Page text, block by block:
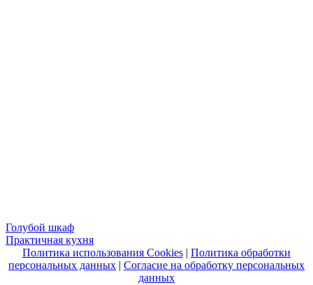
Навигация
по
записям
Голубой шкаф
Практичная кухня
Политика использования Cookies | Политика обработки
персональных данных | Согласие на обработку персональных
данных